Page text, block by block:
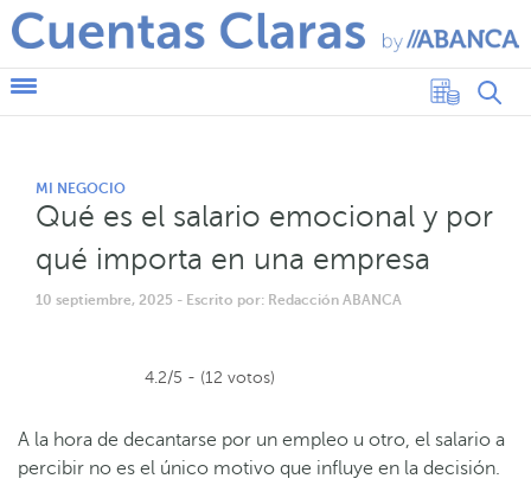
MI NEGOCIO
Qué es el salario emocional y por
qué importa en una empresa
10 septiembre, 2025 - Escrito por: Redacción ABANCA
4.2/5 - (12 votos)
A la hora de decantarse por un empleo u otro, el salario a
percibir no es el único motivo que influye en la decisión.